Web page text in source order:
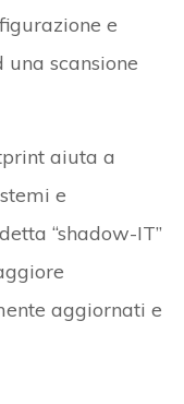
e
una scansione
aiuta a
e
“shadow-IT”
aggiornati e